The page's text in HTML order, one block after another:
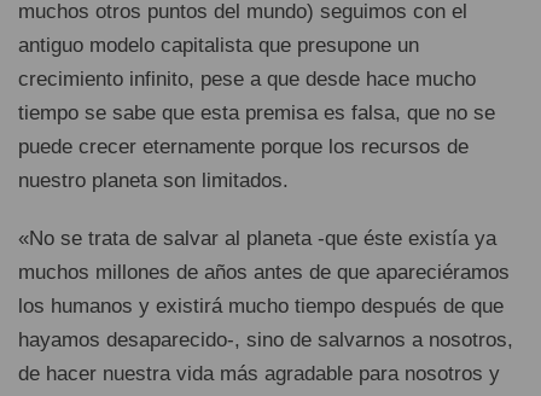
muchos otros puntos del mundo) seguimos con el
antiguo modelo capitalista que presupone un
crecimiento infinito, pese a que desde hace mucho
tiempo se sabe que esta premisa es falsa, que no se
puede crecer eternamente porque los recursos de
nuestro planeta son limitados.
«No se trata de salvar al planeta -que éste existía ya
muchos millones de años antes de que apareciéramos
los humanos y existirá mucho tiempo después de que
hayamos desaparecido-, sino de salvarnos a nosotros,
de hacer nuestra vida más agradable para nosotros y